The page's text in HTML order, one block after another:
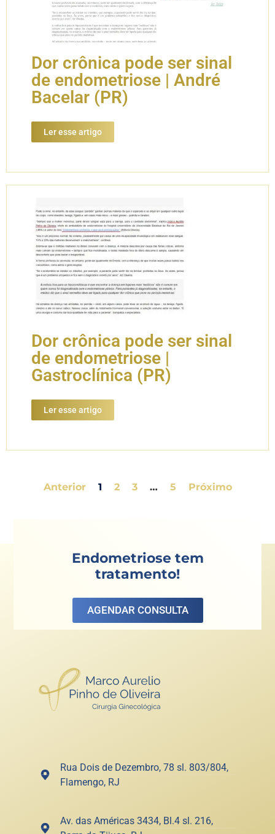
Dor crônica pode ser sinal
de endometriose | André
Bacelar (PR)
Ler esse artigo
Dor crônica pode ser sinal
de endometriose |
Gastroclínica (PR)
Ler esse artigo
Anterior 1 2 3 … 5 Próximo
Endometriose tem
tratamento!
AGENDAR CONSULTA
Rua Dois de Dezembro, 78 sl. 803/804,
Flamengo, RJ
Av. das Américas 3434, Bl.4 sl. 216,